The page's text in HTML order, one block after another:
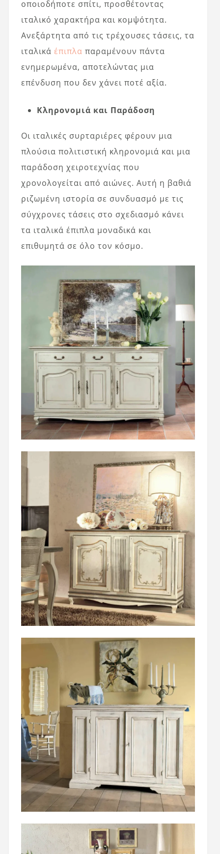
οποιοδήποτε σπίτι, προσθέτοντας
ιταλικό χαρακτήρα και κομψότητα.
Ανεξάρτητα από τις τρέχουσες τάσεις, τα
ιταλικά έπιπλα παραμένουν πάντα
ενημερωμένα, αποτελώντας μια
επένδυση που δεν χάνει ποτέ αξία.
Κληρονομιά και Παράδοση
Οι ιταλικές συρταριέρες φέρουν μια
πλούσια πολιτιστική κληρονομιά και μια
παράδοση χειροτεχνίας που
χρονολογείται από αιώνες. Αυτή η βαθιά
ριζωμένη ιστορία σε συνδυασμό με τις
σύγχρονες τάσεις στο σχεδιασμό κάνει
τα ιταλικά έπιπλα μοναδικά και
επιθυμητά σε όλο τον κόσμο.